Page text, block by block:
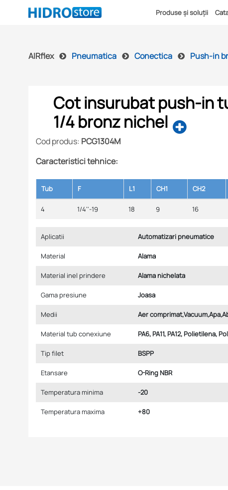
Produse și soluții
AIRflex Pneumatica Conectica Push-in
Cot insurubat push-in
1/4 bronz nichel
Cod produs: PCG1304M
Caracteristici tehnice:
Tub F L1 CH1 CH2
4 1/4''-19 18 9 16
Aplicatii Automatizari pneumatice
Material Alama
Material inel prindere Alama nichelata
Gama presiune Joasa
Medii Aer
Material tub conexiune PA6, PA11, PA12, Polietilena,
Tip filet BSPP
Etansare O-Ring NBR
Temperatura minima -20
Temperatura maxima +80